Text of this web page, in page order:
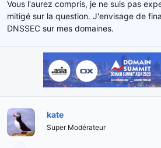
Vous l'aurez compris, je ne suis pas
mitigé sur la question. J'envisage de
DNSSEC sur mes domaines.
kate
Super Modérateur